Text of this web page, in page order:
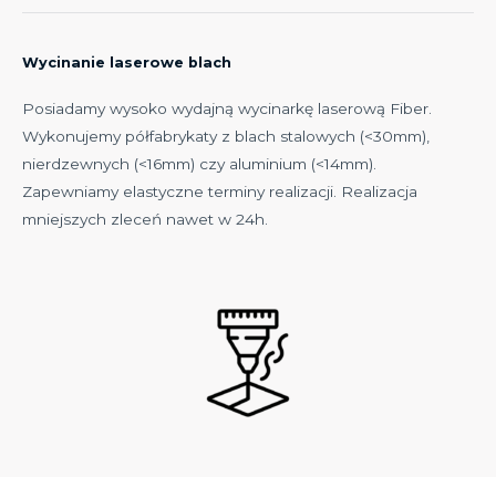
Wycinanie laserowe blach
Posiadamy wysoko wydajną wycinarkę laserową Fiber.
Wykonujemy półfabrykaty z blach stalowych (<30mm),
nierdzewnych (<16mm) czy aluminium (<14mm).
Zapewniamy elastyczne terminy realizacji. Realizacja
mniejszych zleceń nawet w 24h.